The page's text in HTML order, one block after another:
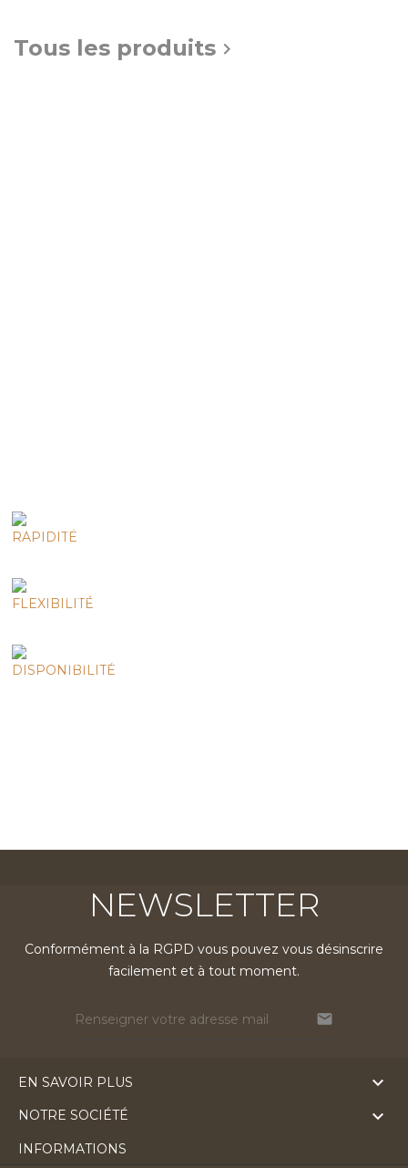
Tous les produits 
POUR VOS SOLUTIONS
S'ADAPTER À TOUS VOS BESOINS
PAR TÉLÉPHONE OU PAR COURRIEL
NEWSLETTER
Conformément à la RGPD vous pouvez vous désinscrire
facilement et à tout moment.

EN SAVOIR PLUS 
NOTRE SOCIÉTÉ 
INFORMATIONS